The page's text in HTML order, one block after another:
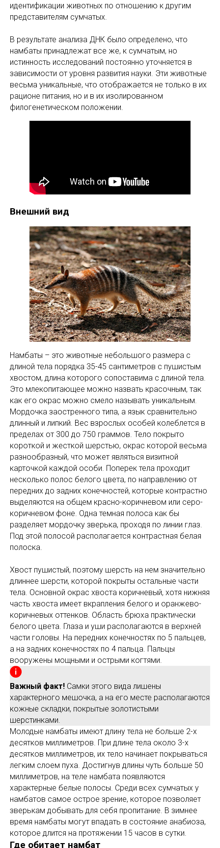
идентификации животных по отношению к другим
представителям сумчатых.
В результате анализа ДНК было определено, что
намбаты принадлежат все же, к сумчатым, но
истинность исследований постоянно уточняется в
зависимости от уровня развития науки. Эти животные
весьма уникальные, что отображается не только в их
рационе питания, но и в их изолированном
филогенетическом положении.
Внешний вид
Намбаты – это животные небольшого размера с
длиной тела порядка 35-45 сантиметров с пушистым
хвостом, длина которого сопоставима с длиной тела.
Это млекопитающее можно назвать красочным, так
как его окрас можно смело называть уникальным.
Мордочка заостренного типа, а язык сравнительно
длинный и липкий. Вес взрослых особей колеблется в
пределах от 300 до 750 граммов. Тело покрыто
короткой и жесткой шерстью, окрас которой весьма
разнообразный, что может являться визитной
карточкой каждой особи. Поперек тела проходит
несколько полос белого цвета, по направлению от
передних до задних конечностей, которые контрастно
выделяются на общем красно-коричневом или серо-
коричневом фоне. Одна темная полоса как бы
разделяет мордочку зверька, проходя по линии глаз.
Под этой полосой располагается контрастная белая
полоска.
Хвост пушистый, поэтому шерсть на нем значительно
длиннее шерсти, которой покрыты остальные части
тела. Основной окрас хвоста коричневый, хотя нижняя
часть хвоста имеет вкрапления белого и оранжево-
коричневых оттенков. Область брюха практически
белого цвета. Глаза и уши располагаются в верхней
части головы. На передних конечностях по 5 пальцев,
а на задних конечностях по 4 пальца. Пальцы
вооружены мощными и острыми когтями.
Важный факт! Самки этого вида лишены
характерного мешочка, а на его месте располагаются
кожные складки, покрытые золотистыми
шерстинками.
Молодые намбаты имеют длину тела не больше 2-х
десятков миллиметров. При длине тела около 3-х
десятков миллиметров, их тело начинает покрываться
легким слоем пуха. Достигнув длины чуть больше 50
миллиметров, на теле намбата появляются
характерные белые полосы. Среди всех сумчатых у
намбатов самое острое зрение, которое позволяет
зверькам добывать для себя пропитание. В зимнее
время намбаты могут впадать в состояние анабиоза,
которое длится на протяжении 15 часов в сутки.
Где обитает намбат